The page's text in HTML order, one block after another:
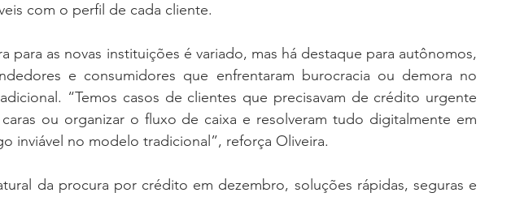
com o perfil de cada cliente.
para as novas instituições é variado, mas há destaque para autônomos,
e consumidores que enfrentaram burocracia ou demora no
“Temos casos de clientes que precisavam de crédito urgente
ou organizar o fluxo de caixa e resolveram tudo digitalmente em
inviável no modelo tradicional”, reforça Oliveira.
da procura por crédito em dezembro, soluções rápidas, seguras e